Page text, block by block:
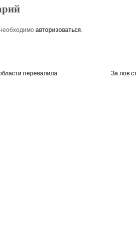
авторизоваться
перевалила
За лов